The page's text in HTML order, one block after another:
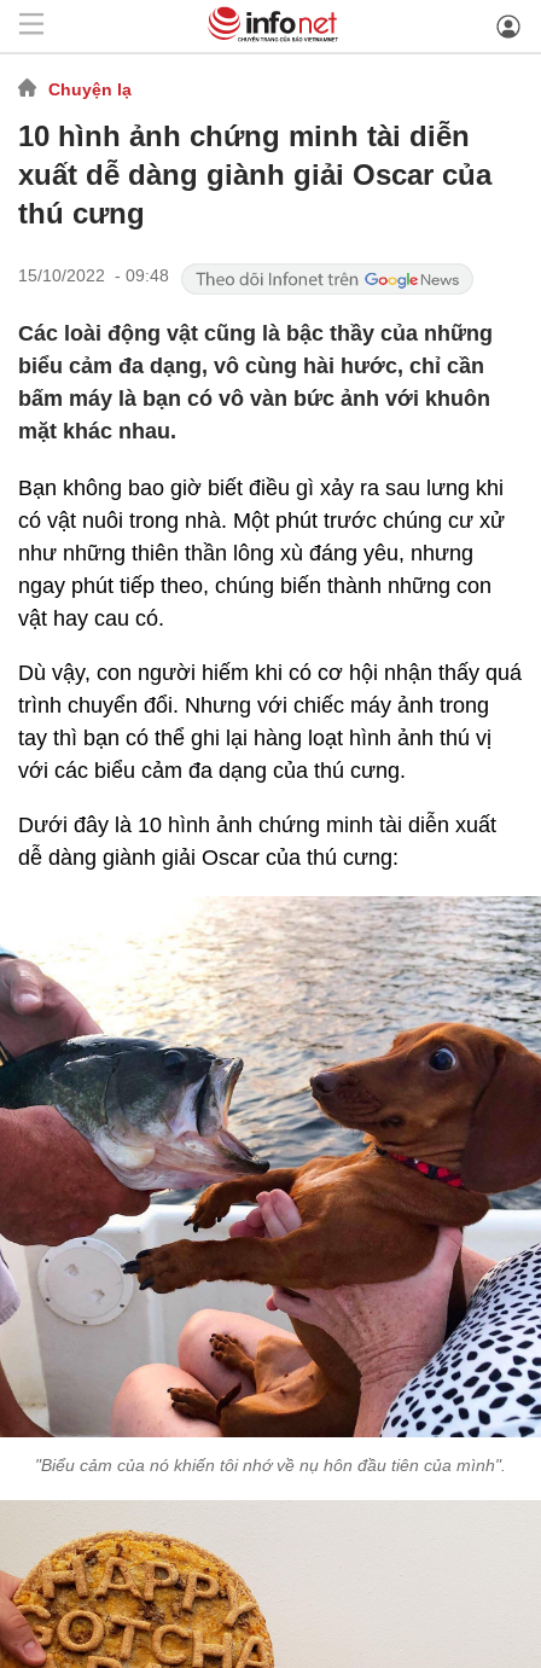
Chuyện lạ
10 hình ảnh chứng minh tài diễn
xuất dễ dàng giành giải Oscar của
thú cưng
15/10/2022 - 09:48
Các loài động vật cũng là bậc thầy của những
biểu cảm đa dạng, vô cùng hài hước, chỉ cần
bấm máy là bạn có vô vàn bức ảnh với khuôn
mặt khác nhau.
Bạn không bao giờ biết điều gì xảy ra sau lưng khi
có vật nuôi trong nhà. Một phút trước chúng cư xử
như những thiên thần lông xù đáng yêu, nhưng
ngay phút tiếp theo, chúng biến thành những con
vật hay cau có.
Dù vậy, con người hiếm khi có cơ hội nhận thấy quá
trình chuyển đổi. Nhưng với chiếc máy ảnh trong
tay thì bạn có thể ghi lại hàng loạt hình ảnh thú vị
với các biểu cảm đa dạng của thú cưng.
Dưới đây là 10 hình ảnh chứng minh tài diễn xuất
dễ dàng giành giải Oscar của thú cưng:
"Biểu cảm của nó khiến tôi nhớ về nụ hôn đầu tiên của mình".